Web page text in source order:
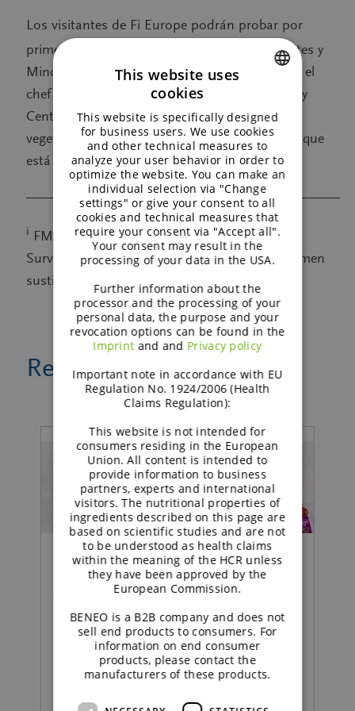
Los visitantes de Fi Europe podrán probar por
primera vez los productos Meatless
Beef Bites y
Minced Meat de BENEO en su estand, donde el
chef Jelbrich Hendrickx, del BENEO-Technology
Center, preparará deliciosos platos de base
vegetal, ofreciendo un tentador anticipo de lo que
está por venir.
——————————————————————
i FMCG Gurus, Meat & Plant-Based Protein
Survey 2022 (Filtro: Consumidores que consumen
sustitutos/reemplazos de la carne)
Related news
Alimentar | Comunicado de prensa
BENEO lanza una
colección de conceptos
inspiradores de productos
GERMAN
This website uses
cookies
This website is specifically designed
for business users. We use cookies
and other technical measures to
analyze your user behavior in order to
optimize the website. You can make an
individual selection via "Change
settings" or give your consent to all
cookies and technical measures that
require your consent via "Accept all".
Your consent may result in the
processing of your data in the USA.
Further information about the
processor and the processing of your
personal data, the purpose and your
revocation options can be found in the
Imprintand and Privacy policy
Important note in accordance with EU
Regulation No. 1924/2006 (Health
Claims Regulation):
This website is not intended for
consumers residing in the European
Union. All content is intended to
provide information to business
partners, experts and international
visitors. The nutritional properties of
ingredients described on this page are
based on scientific studies and are not
to be understood as health claims
within the meaning of the HCR unless
they have been approved by the
European Commission.
BENEO is a B2B company and does not
sell end products to consumers. For
information on end consumer
products, please contact the
manufacturers of these products.